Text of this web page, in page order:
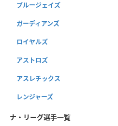
ブルージェイズ
ガーディアンズ
ロイヤルズ
アストロズ
アスレチックス
レンジャーズ
ナ・リーグ選手一覧